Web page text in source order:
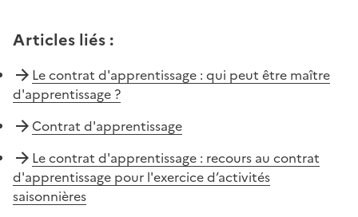
Articles liés :
Le contrat d'apprentissage : qui peut être maître
d'apprentissage ?
Contrat d'apprentissage
Le contrat d'apprentissage : recours au contrat
d'apprentissage pour l'exercice d’activités
saisonnières